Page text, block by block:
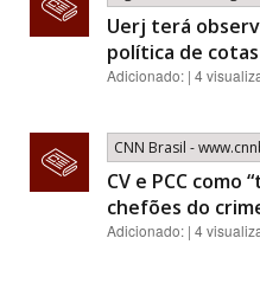
Uerj terá
política de cotas
Adicionado: | 4
CNN Brasil -
CV e PCC como
chefões do
Adicionado: | 4